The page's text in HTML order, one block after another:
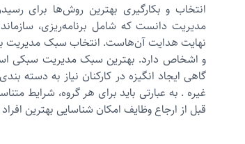
انتخاب و بکارگیری بهترین روش‌ها برای
مدیریت دانست که شامل برنامه‌ریزی،
نهایت هدایت آن‌هاست. انتخاب سبک مدیریت
و اشخاص دارد. بهترین سبک مدیریت سبکی
گاهی ایجاد انگیزه در کارکنان نیاز به دسته
غیره . به عبارتی باید برای هر گروه، شرایط
قبل از ارجاع وظایف امکان شناسایی بهترین